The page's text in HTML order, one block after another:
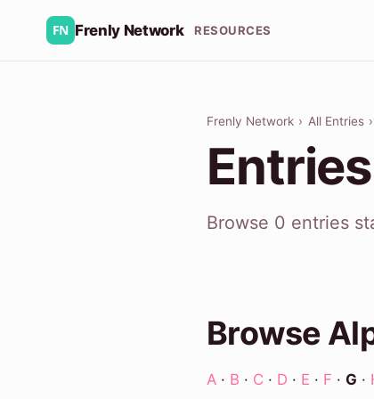
Frenly Network RESOURCES
Frenly Network › All Entries ›
Browse 0 entries
Browse
A · B · C · D · E · F · G ·